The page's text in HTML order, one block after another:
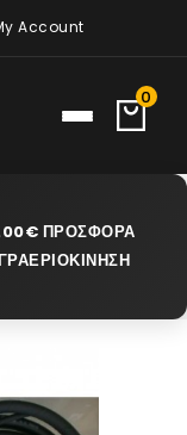
Account
0
ΠΡΟΣΦΟΡΑ